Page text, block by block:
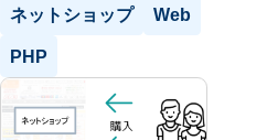
ネットショップ Web
PHP